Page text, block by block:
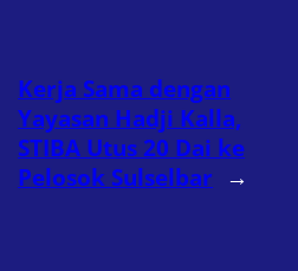
Kerja Sama dengan
Yayasan Hadji Kalla,
STIBA Utus 20 Dai ke
Pelosok Sulselbar →